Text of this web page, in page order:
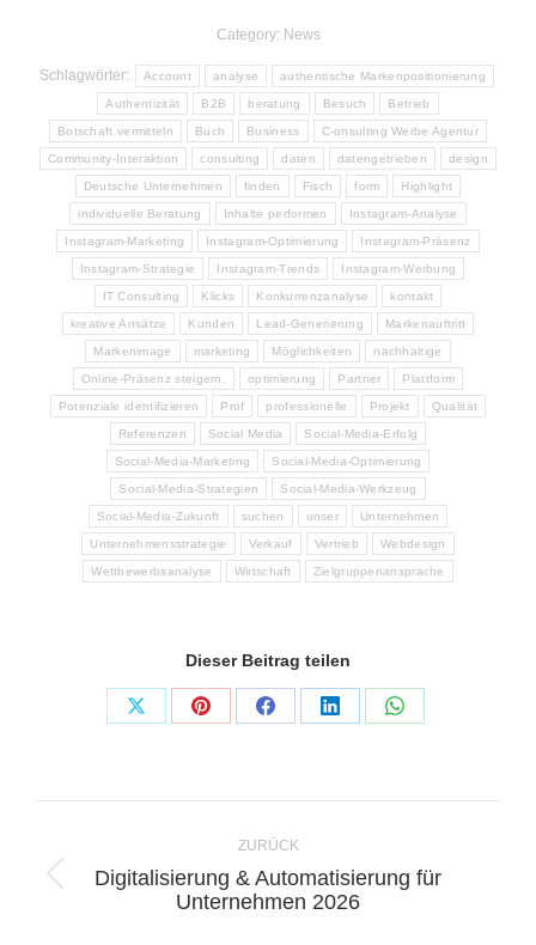
Category: News
Schlagwörter: Account analyse authentische Markenpositionierung
Authentizität B2B beratung Besuch Betrieb
Botschaft vermitteln Buch Business C-onsulting Werbe Agentur
Community-Interaktion consulting daten datengetrieben design
Deutsche Unternehmen finden Fisch form Highlight
individuelle Beratung Inhalte performen Instagram-Analyse
Instagram-Marketing Instagram-Optimierung Instagram-Präsenz
Instagram-Strategie Instagram-Trends Instagram-Werbung
IT Consulting Klicks Konkurrenzanalyse kontakt
kreative Ansätze Kunden Lead-Generierung Markenauftritt
Markenimage marketing Möglichkeiten nachhaltige
Online-Präsenz steigern. optimierung Partner Plattform
Potenziale identifizieren Prof professionelle Projekt Qualität
Referenzen Social Media Social-Media-Erfolg
Social-Media-Marketing Social-Media-Optimierung
Social-Media-Strategien Social-Media-Werkzeug
Social-Media-Zukunft suchen unser Unternehmen
Unternehmensstrategie Verkauf Vertrieb Webdesign
Wettbewerbsanalyse Wirtschaft Zielgruppenansprache
Dieser Beitrag teilen
Share
Share
Share
Share
Share
ZURÜCK
Vorheriger
Digitalisierung & Automatisierung für
Unternehmen 2026